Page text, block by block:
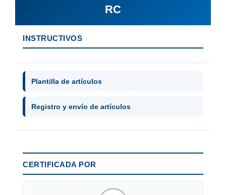
RC
INSTRUCTIVOS
Plantilla de artículos
Registro y envío de artículos
CERTIFICADA POR